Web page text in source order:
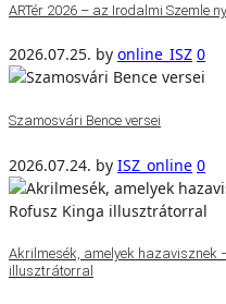
ARTér 2026 – az Irodalmi Szemle
2026.07.25. by online_ISZ 0
Szamosvári Bence versei
2026.07.24. by ISZ_online 0
Akrilmesék, amelyek hazavisznek
illusztrátorral